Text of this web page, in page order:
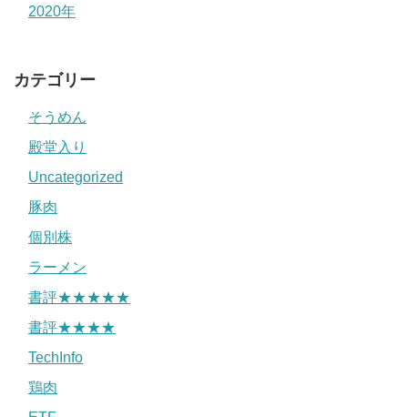
2020年
カテゴリー
そうめん
殿堂入り
Uncategorized
豚肉
個別株
ラーメン
書評★★★★★
書評★★★★
TechInfo
鶏肉